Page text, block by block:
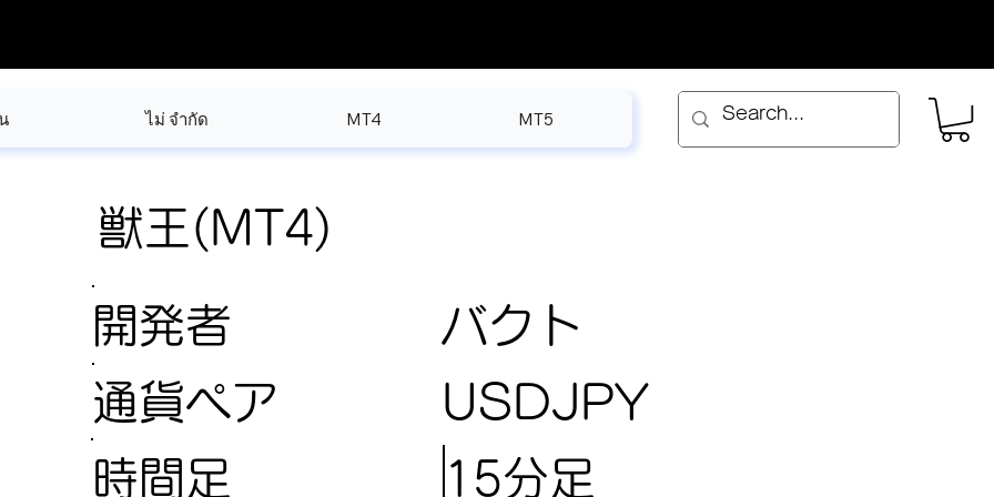
ไม่ จำกัด MT4 MT5
獣王(MT4)
開発者 バクト
通貨ペア USDJPY
時間足 15分足